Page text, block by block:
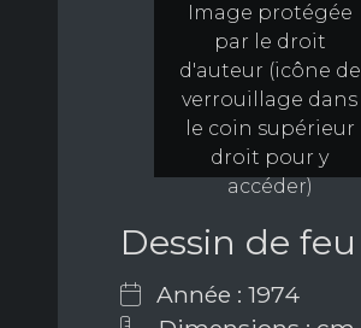
Image protégée
par le droit
d'auteur (icône de
verrouillage dans
le coin supérieur
droit pour y
accéder)
Dessin de feu
Année : 1974